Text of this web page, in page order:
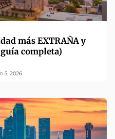
más EXTRAÑA y
completa)
5, 2026